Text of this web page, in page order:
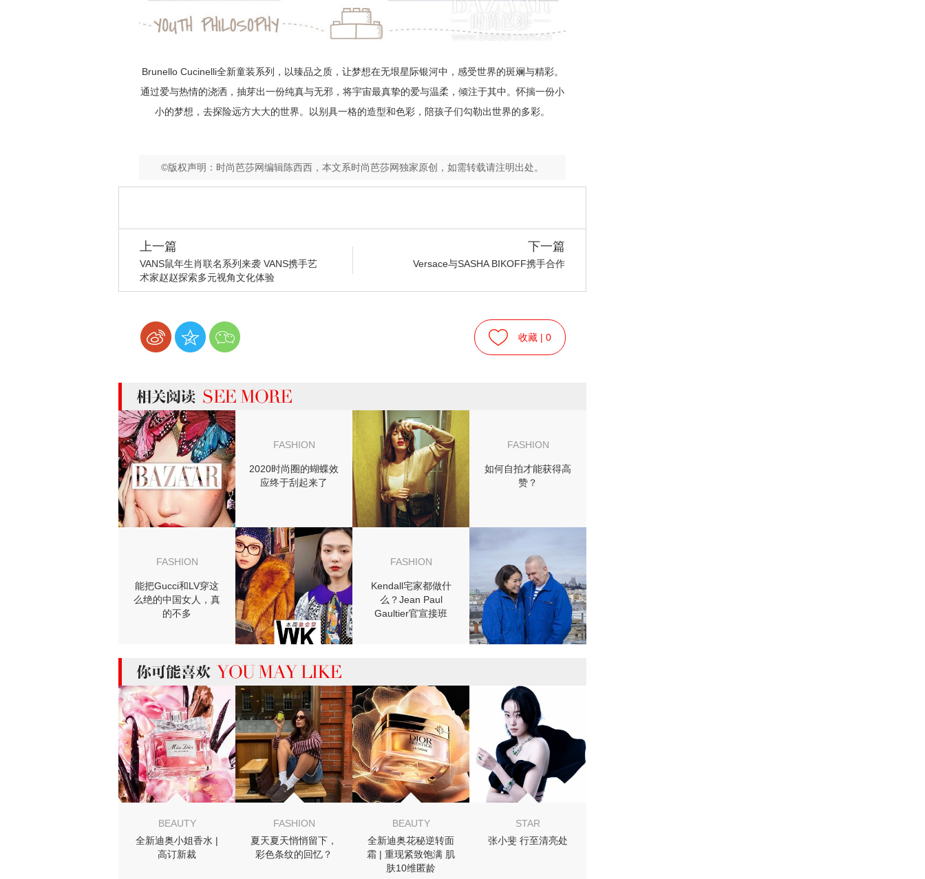
Brunello Cucinelli全新童装系列，以臻品之质，让梦想在无垠星际银河中，感受世界的斑斓与精彩。
通过爱与热情的浇洒，抽芽出一份纯真与无邪，将宇宙最真挚的爱与温柔，倾注于其中。怀揣一份小
小的梦想，去探险远方大大的世界。以别具一格的造型和色彩，陪孩子们勾勒出世界的多彩。
©版权声明：时尚芭莎网编辑陈西西，本文系时尚芭莎网独家原创，如需转载请注明出处。
上一篇
VANS鼠年生肖联名系列来袭 VANS携手艺
术家赵赵探索多元视角文化体验
下一篇
Versace与SASHA BIKOFF携手合作
收藏 | 0
more 相关阅读
FASHION
2020时尚圈的蝴蝶效
应终于刮起来了
FASHION
如何自拍才能获得高
赞？
FASHION
能把Gucci和LV穿这
么绝的中国女人，真
的不多
FASHION
Kendall宅家都做什
么？Jean Paul
Gaultier官宣接班
MIGHT LIKE 你可能喜欢
BEAUTY
全新迪奥小姐香水 |
高订新裁
FASHION
夏天夏天悄悄留下，
彩色条纹的回忆？
BEAUTY
全新迪奥花秘逆转面
霜 | 重现紧致饱满 肌
肤10维匿龄
STAR
张小斐 行至清亮处